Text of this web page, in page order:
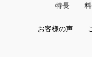
特長
お客様の声